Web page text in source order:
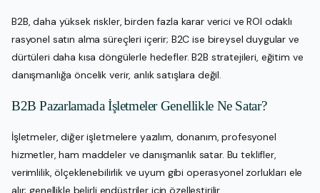
B2B, daha yüksek riskler, birden fazla karar verici ve ROI odaklı
rasyonel satın alma süreçleri içerir; B2C ise bireysel duygular ve
dürtüleri daha kısa döngülerle hedefler. B2B stratejileri, eğitim ve
danışmanlığa öncelik verir, anlık satışlara değil.
B2B Pazarlamada İşletmeler Genellikle Ne Satar?
İşletmeler, diğer işletmelere yazılım, donanım, profesyonel
hizmetler, ham maddeler ve danışmanlık satar. Bu teklifler,
verimlilik, ölçeklenebilirlik ve uyum gibi operasyonel zorlukları ele
alır; genellikle belirli endüstriler için özelleştirilir.